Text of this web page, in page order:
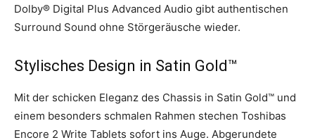
Dolby® Digital Plus Advanced Audio gibt authentischen
Surround Sound ohne Störgeräusche wieder.
Stylisches Design in Satin Gold™
Mit der schicken Eleganz des Chassis in Satin Gold™ und
einem besonders schmalen Rahmen stechen Toshibas
Encore 2 Write Tablets sofort ins Auge. Abgerundete